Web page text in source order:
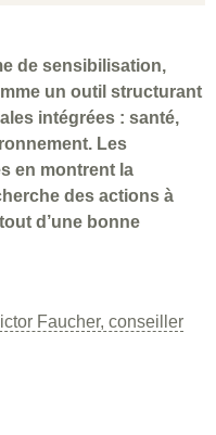
de sensibilisation,
un outil structurant
intégrées : santé,
Les
en montrent la
des actions à
d’une bonne
Faucher, conseiller